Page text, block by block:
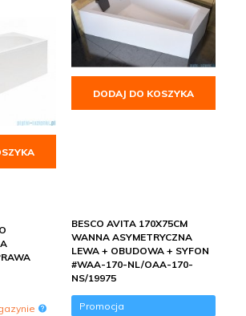
DODAJ DO KOSZYKA
BESCO AVITA 170X75CM
WANNA ASYMETRYCZNA
LEWA + OBUDOWA + SYFON
#WAA-170-NL/OAA-170-
NS/19975
Promocja